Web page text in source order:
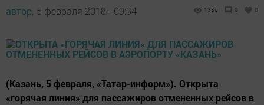
автор, 5 февраля 2018 - 09:34 1336 0 0
(Казань, 5 февраля, «Татар-информ»). Открыта
«горячая линия» для пассажиров отмененных рейсов в